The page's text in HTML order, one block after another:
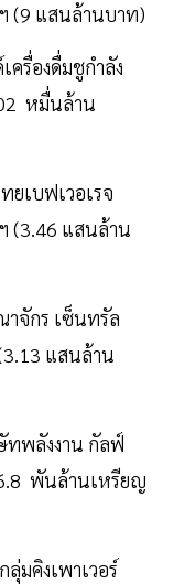
(9 แสนล้านบาท)
ครื่องดื่มชูกำลัง
หมื่นล้าน
ยเบฟเวอเรจ
(3.46 แสนล้าน
าจักร เซ็นทรัล
แสนล้าน
ทพลังงาน กัลฟ์
พันล้านเหรียญ
มคิงเพาเวอร์